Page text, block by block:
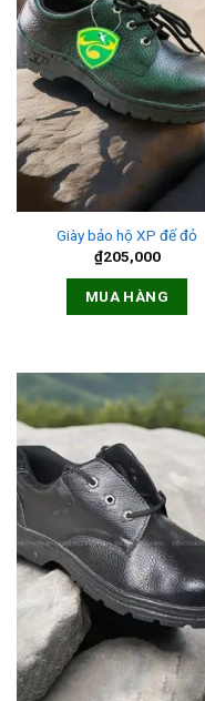
Giày bảo hộ XP đế đỏ
₫205,000
MUA HÀNG